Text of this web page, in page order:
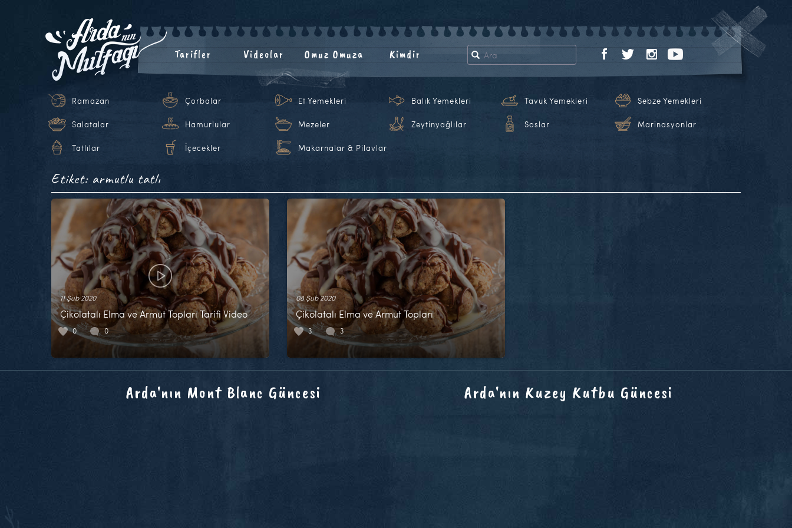
Tarifler Videolar Omuz Omuza Kimdir
Ramazan Çorbalar Et Yemekleri Balık Yemekleri Tavuk Yemekleri Sebze Yemekleri
Salatalar Hamurlular Mezeler Zeytinyağlılar Soslar Marinasyonlar
Tatlılar İçecekler Makarnalar & Pilavlar
Etiket: armutlu tatlı
11 Şub 2020
Çikolatalı Elma ve Armut Topları Tarifi Video
0 0
08 Şub 2020
Çikolatalı Elma ve Armut Topları
3 3
Arda'nın Mont Blanc Güncesi Arda'nın Kuzey Kutbu Güncesi